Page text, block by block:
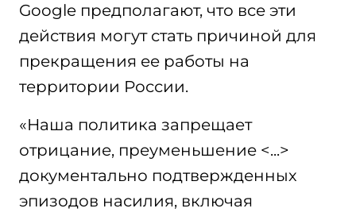
Google предполагают, что все эти
действия могут стать причиной для
прекращения ее работы на
территории России.
«Наша политика запрещает
отрицание, преуменьшение <...>
документально подтвержденных
эпизодов насилия, включая